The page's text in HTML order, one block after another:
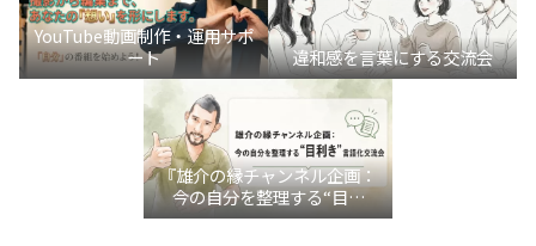
YouTube動画制作・運用サポ
ート
違和感を言葉にする交流会
『雄介の縁チャンネル企画：
今の自分を整理する“目利
き”言語化交流会』